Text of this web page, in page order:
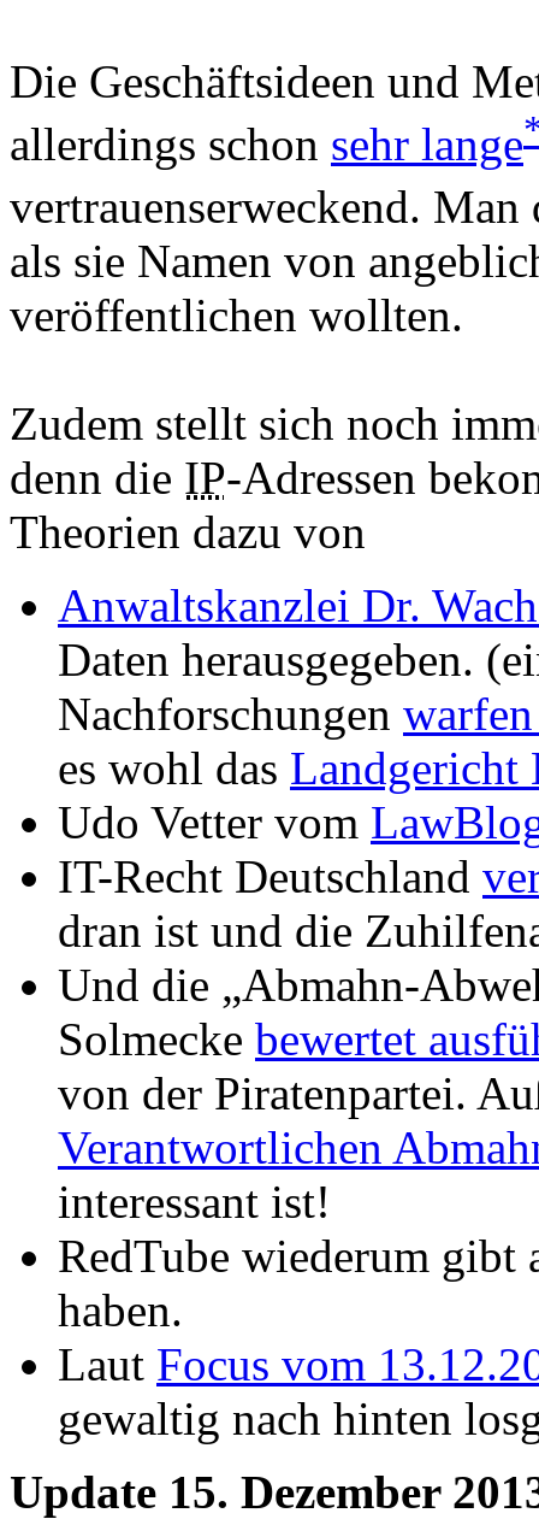
Die Geschäftsideen und
allerdings schon sehr lange
vertrauenserweckend. Man
als sie Namen von
veröffentlichen wollten.
Zudem stellt sich noch
denn die IP-Adressen
Theorien dazu von
Anwaltskanzlei Dr.
Daten herausgegeben.
Nachforschungen
es wohl das Landgericht
Udo Vetter vom
IT-Recht Deutschland
dran ist und die
Und die „Abmahn-
Solmecke bewertet
von der Piratenpartei.
Verantwortlichen
interessant ist!
RedTube wiederum gibt
haben.
Laut Focus vom
gewaltig nach hinten
Update 15. Dezember